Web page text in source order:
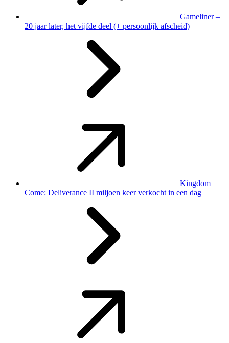
Gameliner –
20 jaar later, het vijfde deel (+ persoonlijk afscheid)
Kingdom
Come: Deliverance II miljoen keer verkocht in een dag